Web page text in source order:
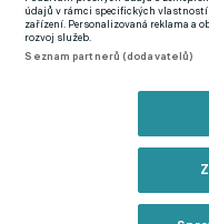
Zásady ochrany osobních údajů
údajů v rámci specifických
zařízení. Personalizovaná reklama a
rozvoj služeb.
Seznam partnerů (dodavatelů)